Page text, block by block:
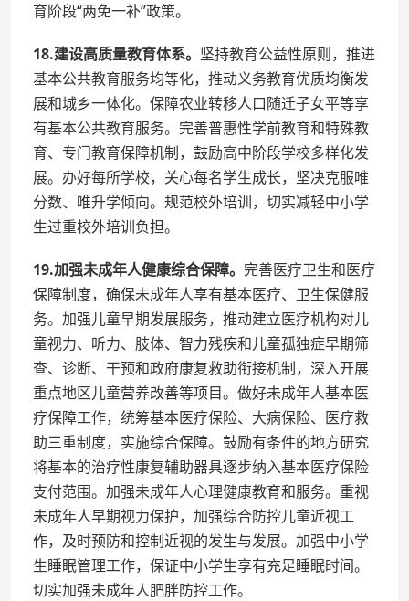
育阶段“两免一补”政策。
18.建设高质量教育体系。 坚持教育公益性原则，推进
基本公共教育服务均等化，推动义务教育优质均衡发
展和城乡一体化。保障农业转移人口随迁子女平等享
有基本公共教育服务。完善普惠性学前教育和特殊教
育、专门教育保障机制，鼓励高中阶段学校多样化发
展。办好每所学校，关心每名学生成长，坚决克服唯
分数、唯升学倾向。规范校外培训，切实减轻中小学
生过重校外培训负担。
19.加强未成年人健康综合保障。 完善医疗卫生和医疗
保障制度，确保未成年人享有基本医疗、卫生保健服
务。加强儿童早期发展服务，推动建立医疗机构对儿
童视力、听力、肢体、智力残疾和儿童孤独症早期筛
查、诊断、干预和政府康复救助衔接机制，深入开展
重点地区儿童营养改善等项目。做好未成年人基本医
疗保障工作，统筹基本医疗保险、大病保险、医疗救
助三重制度，实施综合保障。鼓励有条件的地方研究
将基本的治疗性康复辅助器具逐步纳入基本医疗保险
支付范围。加强未成年人心理健康教育和服务。重视
未成年人早期视力保护，加强综合防控儿童近视工
作，及时预防和控制近视的发生与发展。加强中小学
生睡眠管理工作，保证中小学生享有充足睡眠时间。
切实加强未成年人肥胖防控工作。